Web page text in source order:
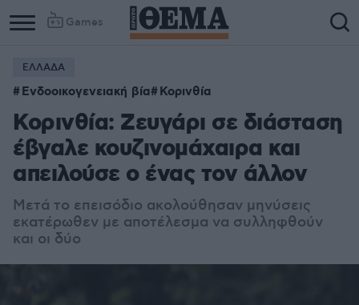
Games
ΕΛΛΑΔΑ
Ενδοοικογενειακή βία Κορινθία
Κορινθία: Ζευγάρι σε διάσταση
έβγαλε κουζινομάχαιρα και
απειλούσε ο ένας τον άλλον
Μετά το επεισόδιο ακολούθησαν μηνύσεις
εκατέρωθεν με αποτέλεσμα να συλληφθούν
και οι δύο